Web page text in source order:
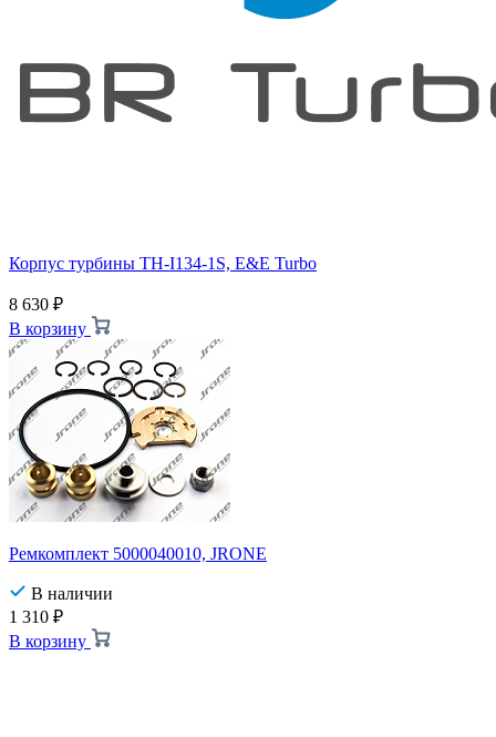
Корпус турбины TH-I134-1S, E&E Turbo
8 630 ₽
В корзину
Ремкомплект 5000040010, JRONE
В наличии
1 310 ₽
В корзину